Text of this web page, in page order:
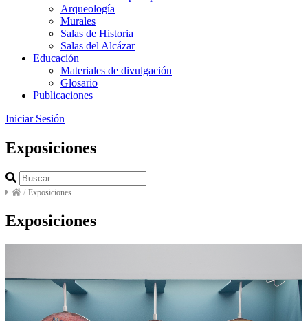
Arqueología
Murales
Salas de Historia
Salas del Alcázar
Educación
Materiales de divulgación
Glosario
Publicaciones
Iniciar Sesión
Exposiciones
/ Exposiciones
Exposiciones